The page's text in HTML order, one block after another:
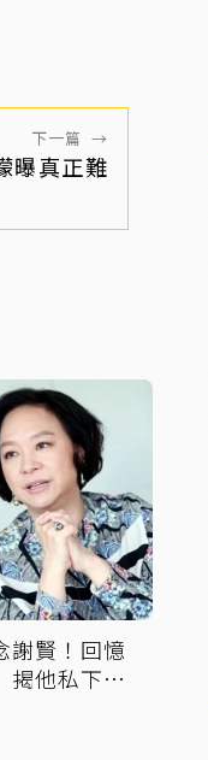
下一篇 →
曝真正難
謝賢！回憶
他私下豪